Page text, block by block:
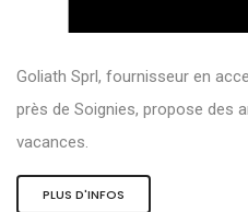
Goliath Sprl, fournisseur en
près de Soignies, propose des
vacances.
PLUS D'INFOS